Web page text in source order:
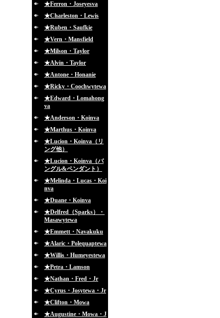
★Ferron・Joseyesva
★Charleston・Lewis
★Ruben・Saufkie
★Vern・Mansfield
★Milson・Taylor
★Alvin・Taylor
★Antone・Honanie
★Ricky・Coochwytewa
★Edward・Lomahong
va
★Anderson・Koinva
★Marthus・Koinva
★Lucion・Koinva（リ
ング他）
★Lucion・Koinva（バ
ングル&ペンダント）
★Melinda・Lucas・Koi
nva
★Duane・Koinva
★Delfred（Sparks）・
Masawytewa
★Emmett・Navakuku
★Alaric・Polequaptewa
★Willis・Humeyestewa
★Petra・Lamson
★Nathan・Fred・Jr
★Cyrus・Josytewa・Jr
★Clifton・Mowa
★Augustine・Mowa・J